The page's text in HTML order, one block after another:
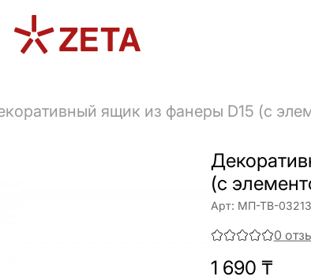
ящик из фанеры D15 (с
(с
Арт: МП-ТВ-
0
1 690 ₸